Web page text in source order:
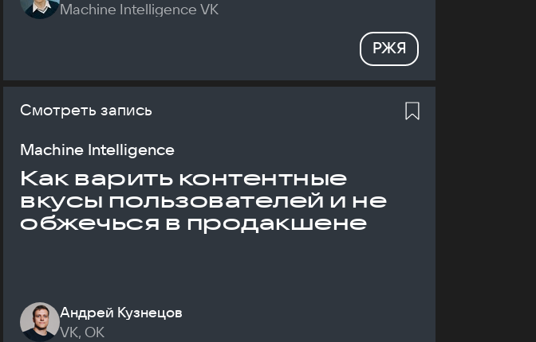
Machine Intelligence VK
РЖЯ
Смотреть запись
Machine Intelligence
Как варить контентные
вкусы пользователей и не
обжечься в продакшене
Андрей Кузнецов
VK, ОК